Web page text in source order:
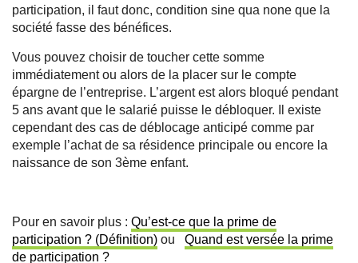
participation, il faut donc, condition sine qua none que la
société fasse des bénéfices.
Vous pouvez choisir de toucher cette somme
immédiatement ou alors de la placer sur le compte
épargne de l’entreprise. L’argent est alors bloqué pendant
5 ans avant que le salarié puisse le débloquer. Il existe
cependant des cas de déblocage anticipé comme par
exemple l’achat de sa résidence principale ou encore la
naissance de son 3ème enfant.
Pour en savoir plus : Qu’est-ce que la prime de
participation ? (Définition) ou Quand est versée la prime
de participation ?